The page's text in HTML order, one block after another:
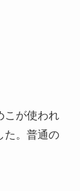
こが使われ
た。普通の